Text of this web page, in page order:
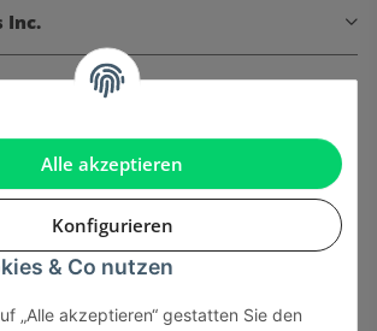
Alle akzeptieren
Konfigurieren
& Co nutzen
„Alle akzeptieren“ gestatten Sie den
Inc.